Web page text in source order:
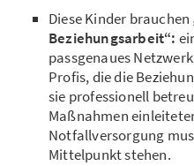
Diese Kinder brauchen
Beziehungsarbeit“:
passgenaues
Profis, die die
sie professionell
Maßnahmen
Notfallversorgung
Mittelpunkt stehen.